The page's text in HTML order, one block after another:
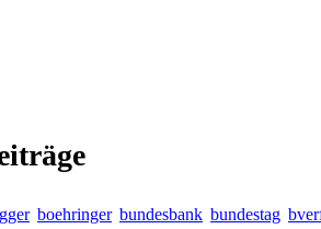
boehringer bundesbank bundestag